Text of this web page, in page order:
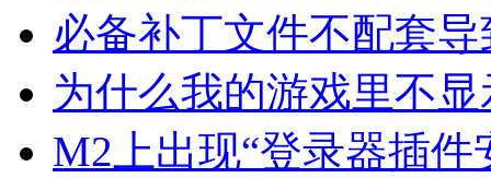
必备补丁文件不配套
为什么我的游戏里不
M2上出现“登录器插件